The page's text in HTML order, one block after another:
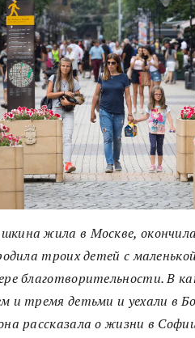
жила в Москве,
троих детей с
благотворительности. В
и тремя детьми и уехали в
рассказала о жизни в Софии